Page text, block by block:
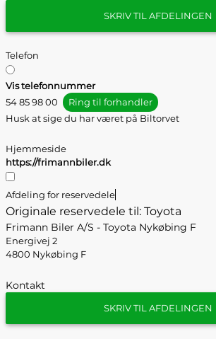
SKRIV TIL AFDELINGEN
Telefon
Vis telefonnummer
54 85 98 00
Ring til forhandler
Husk at sige du har været på Biltorvet
Hjemmeside
https://frimannbiler.dk
Afdeling for reservedele
Originale reservedele til: Toyota
Frimann Biler A/S - Toyota Nykøbing F
Energivej 2
4800 Nykøbing F
Kontakt
SKRIV TIL AFDELINGEN